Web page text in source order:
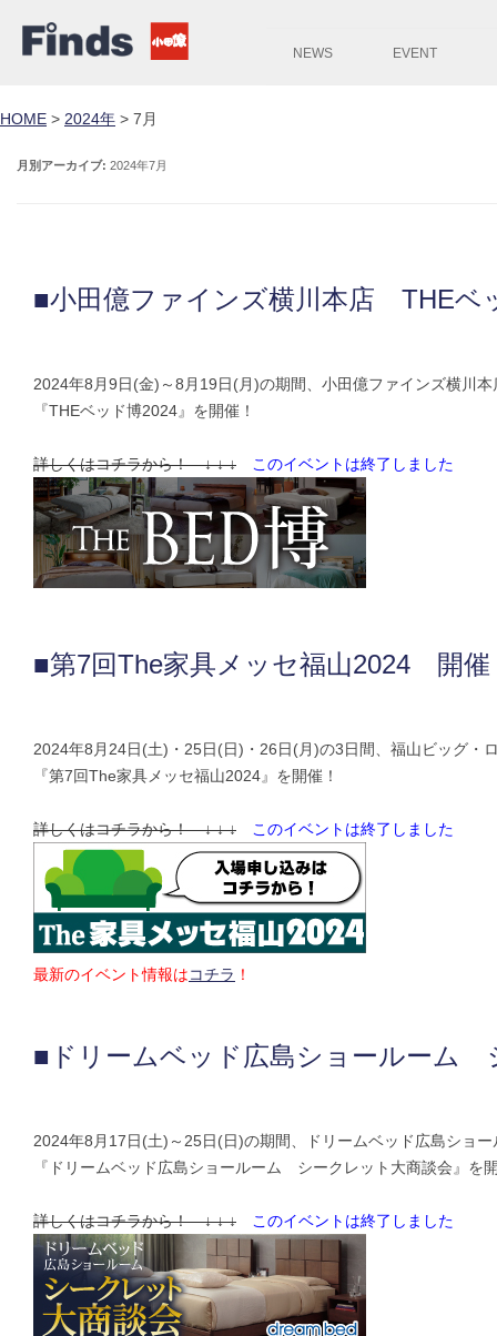
NEWS EVENT
HOME > 2024年 > 7月
月別アーカイブ: 2024年7月
■小田億ファインズ横川本店 THE
2024年8月9日(金)～8月19日(月)の期間、小田億ファインズ横川本
『THEベッド博2024』を開催！
詳しくはコチラから！ ↓ ↓ ↓ このイベントは終了しました
■第7回The家具メッセ福山2024 開催
2024年8月24日(土)・25日(日)・26日(月)の3日間、福山ビッグ・
『第7回The家具メッセ福山2024』を開催！
詳しくはコチラから！ ↓ ↓ ↓ このイベントは終了しました
最新のイベント情報はコチラ ！
■ドリームベッド広島ショールーム
2024年8月17日(土)～25日(日)の期間、ドリームベッド広島ショー
『ドリームベッド広島ショールーム シークレット大商談会』を
詳しくはコチラから！ ↓ ↓ ↓ このイベントは終了しました